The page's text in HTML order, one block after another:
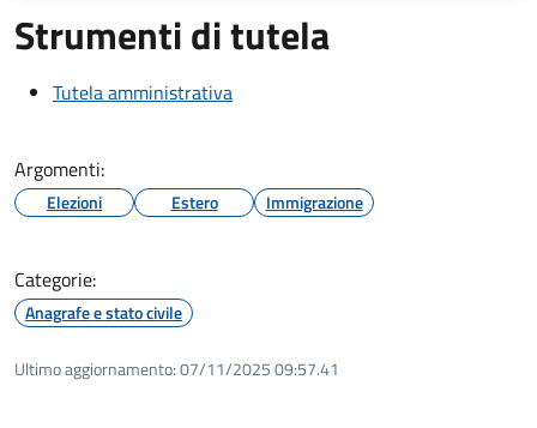
Strumenti di tutela
Tutela amministrativa
Argomenti:
Elezioni Estero Immigrazione
Categorie:
Anagrafe e stato civile
Ultimo aggiornamento:07/11/2025 09:57.41